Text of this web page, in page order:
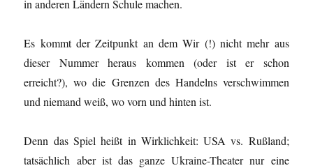
in anderen Ländern Schule machen.
Es kommt der Zeitpunkt an dem Wir (!) nicht mehr aus
dieser Nummer heraus kommen (oder ist er schon
erreicht?), wo die Grenzen des Handelns verschwimmen
und niemand weiß, wo vorn und hinten ist.
Denn das Spiel heißt in Wirklichkeit: USA vs. Rußland;
tatsächlich aber ist das ganze Ukraine-Theater nur eine